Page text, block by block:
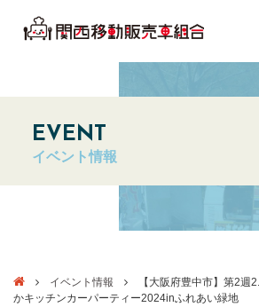
EVENT
イベント情報
イベント情報
【大阪府豊中市】第2週
かキッチンカーパーティー2024inふれあい緑地